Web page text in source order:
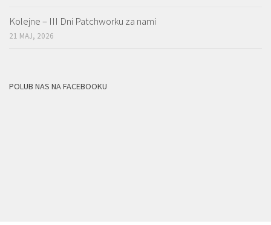
Kolejne – III Dni Patchworku za nami
21 MAJ, 2026
POLUB NAS NA FACEBOOKU